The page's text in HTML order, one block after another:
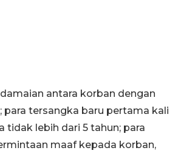
antara korban dengan
tersangka baru pertama kali
tidak lebih dari 5 tahun; para
maaf kepada korban,